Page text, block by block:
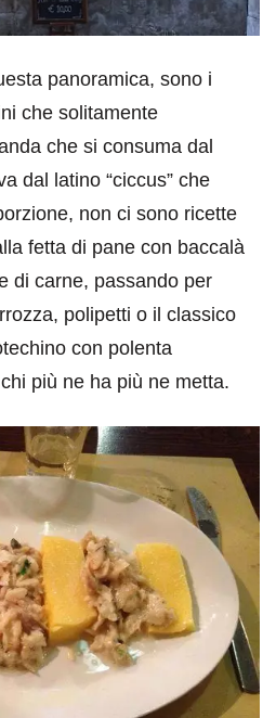
panoramica, sono i
che solitamente
che si consuma dal
dal latino “ciccus” che
non ci sono ricette
fetta di pane con baccalà
di carne, passando per
polipetti o il classico
con polenta
più ne ha più ne metta.